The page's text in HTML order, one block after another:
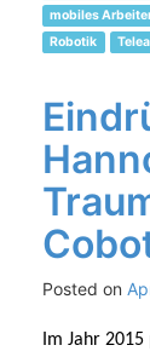
mobiles
Robotik
Posted on
Im Jahr